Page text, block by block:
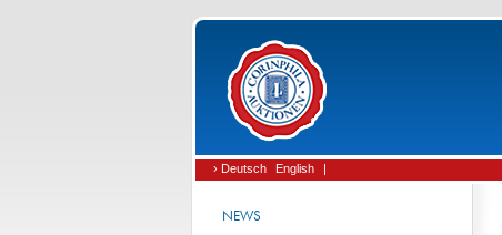
› Deutsch English |
NEWS